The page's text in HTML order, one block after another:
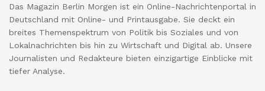
Das Magazin Berlin Morgen ist ein Online-Nachrichtenportal in
Deutschland mit Online- und Printausgabe. Sie deckt ein
breites Themenspektrum von Politik bis Soziales und von
Lokalnachrichten bis hin zu Wirtschaft und Digital ab. Unsere
Journalisten und Redakteure bieten einzigartige Einblicke mit
tiefer Analyse.